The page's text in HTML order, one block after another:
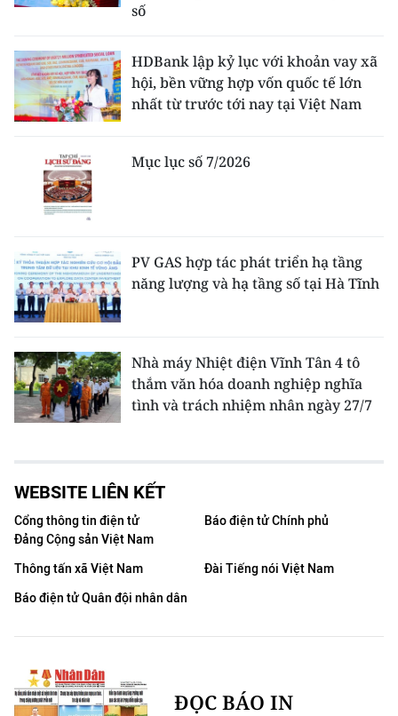
số
HDBank lập kỷ lục với khoản vay xã
hội, bền vững hợp vốn quốc tế lớn
nhất từ trước tới nay tại Việt Nam
Mục lục số 7/2026
PV GAS hợp tác phát triển hạ tầng
năng lượng và hạ tầng số tại Hà Tĩnh
Nhà máy Nhiệt điện Vĩnh Tân 4 tô
thắm văn hóa doanh nghiệp nghĩa
tình và trách nhiệm nhân ngày 27/7
WEBSITE LIÊN KẾT
Cổng thông tin điện tử
Đảng Cộng sản Việt Nam
Báo điện tử Chính phủ
Thông tấn xã Việt Nam
Đài Tiếng nói Việt Nam
Báo điện tử Quân đội nhân dân
ĐỌC BÁO IN